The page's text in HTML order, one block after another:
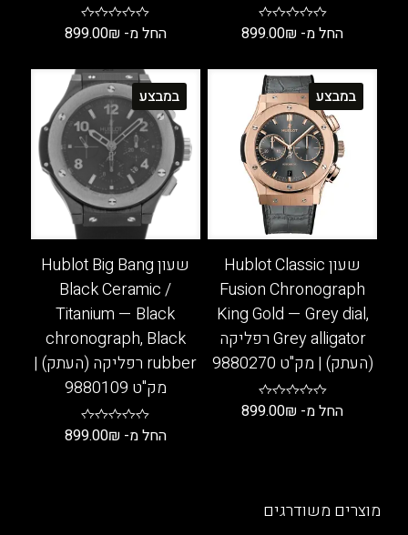
החל מ- 899.00₪
זה
יש
מספר
סוגים.
ניתן
לבחור
את
האפשרויות
בעמוד
המוצר
החל מ- 899.00₪
זה
יש
מספר
סוגים.
ניתן
לבחור
את
האפשרויות
בעמוד
המוצר
במבצע
שעון Hublot Classic
Fusion Chronograph
King Gold — Grey dial,
Grey alligator רפליקה
(העתק) | מק"ט 9880270
החל מ- 899.00₪
מספר
במבצע
שעון Hublot Big Bang
Black Ceramic /
Titanium — Black
chronograph, Black
rubber רפליקה (העתק) |
מק"ט 9880109
החל מ- 899.00₪
מוצרים משודרגים